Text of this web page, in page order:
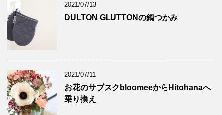
2021/07/13
DULTON GLUTTONの鍋つかみ
2021/07/11
お花のサブスクbloomeeからHitohanaへ
乗り換え